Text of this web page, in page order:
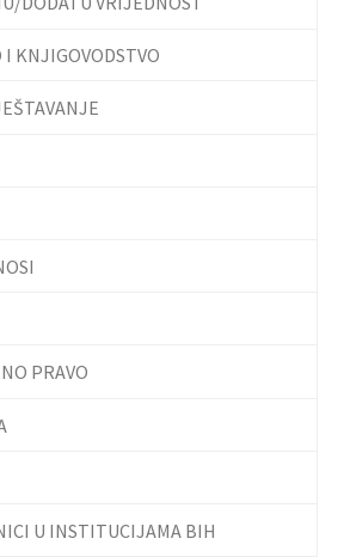
I KNJIGOVODSTVO
PRAVO
U INSTITUCIJAMA BIH